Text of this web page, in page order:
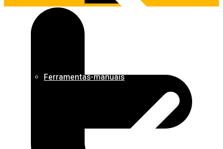
Ferramentas-manuais